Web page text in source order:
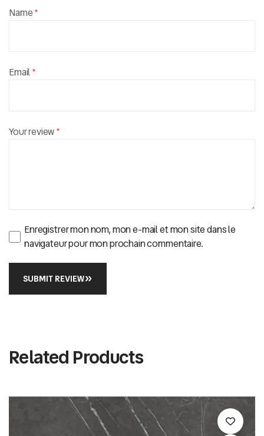
Your review*
Name*
Email*
Enregistrer mon nom, mon e-mail et mon site dans le
navigateur pour mon prochain commentaire.
SUBMIT REVIEW
Related Products